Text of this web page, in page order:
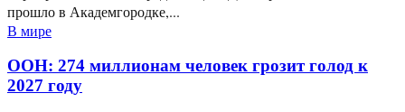
прошло в Академгородке,...
В мире
ООН: 274 миллионам человек грозит голод к
2027 году